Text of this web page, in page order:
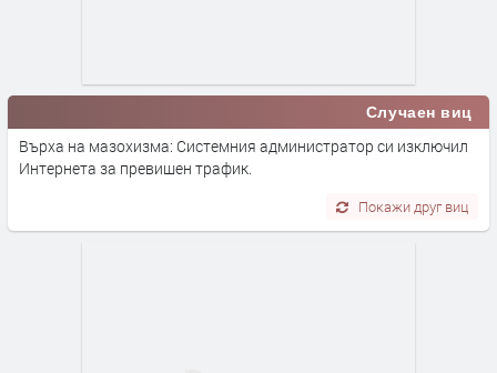
Случаен виц
Върха на мазохизма: Системния администратор си изключил
Интернета за превишен трафик.
Покажи друг виц